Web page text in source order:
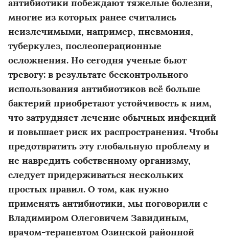
антибиотики побеждают тяжелые болезни,
многие из которых ранее считались
неизлечимыми, например, пневмония,
туберкулез, послеоперационные
осложнения. Но сегодня ученые бьют
тревогу: в результате бесконтрольного
использования антибиотиков всё больше
бактерий приобретают устойчивость к ним,
что затрудняет лечение обычных инфекций
и повышает риск их распространения. Чтобы
предотвратить эту глобальную проблему и
не навредить собственному организму,
следует придерживаться нескольких
простых правил. О том, как нужно
применять антибиотики, мы поговорили с
Владимиром Олеговичем Завидиным,
врачом-терапевтом Озинской районной